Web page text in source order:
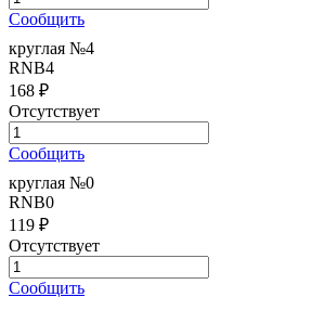
Сообщить
круглая №4
RNB4
168 ₽
Отсутствует
Сообщить
круглая №0
RNB0
119 ₽
Отсутствует
Сообщить